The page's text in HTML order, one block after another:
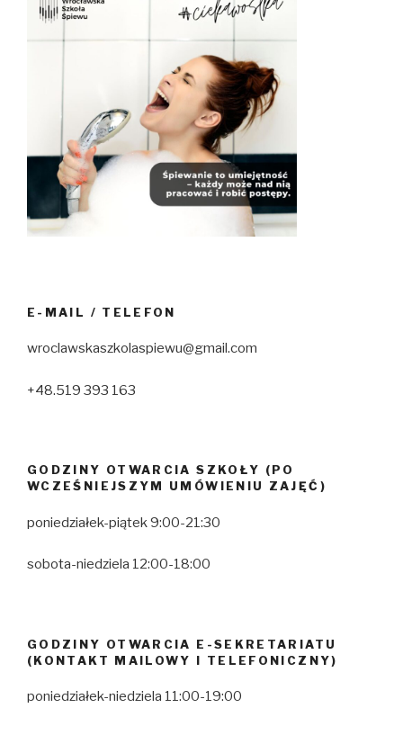
E-MAIL / TELEFON
wroclawskaszkolaspiewu@gmail.com
+48.519 393 163
GODZINY OTWARCIA SZKOŁY (PO
WCZEŚNIEJSZYM UMÓWIENIU ZAJĘĆ)
poniedziałek-piątek 9:00-21:30
sobota-niedziela 12:00-18:00
GODZINY OTWARCIA E-SEKRETARIATU
(KONTAKT MAILOWY I TELEFONICZNY)
poniedziałek-niedziela 11:00-19:00